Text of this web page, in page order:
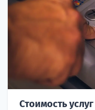
Стоимость услуг